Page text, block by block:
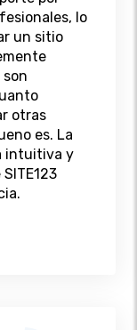
lo
un sitio
otras
es. La
intuitiva y